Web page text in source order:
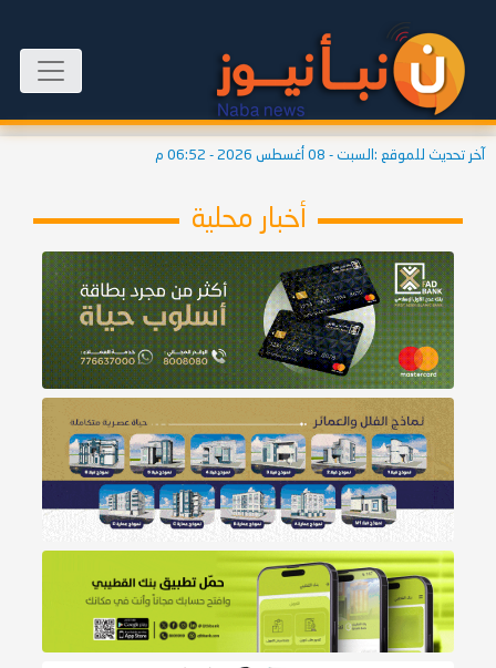
آخر تحديث للموقع : السبت - 08 أغسطس 2026 - 06:52 م
أخبار محلية